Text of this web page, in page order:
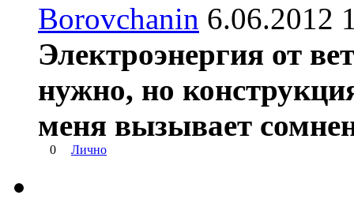
Borovchanin
Электроэнергия от
нужно, но
меня вызывает
0 Лично